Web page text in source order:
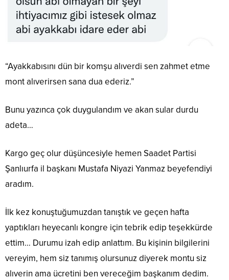
“Ayakkabısını dün bir komşu alıverdi sen zahmet etme
mont alıverirsen sana dua ederiz.”
Bunu yazınca çok duygulandım ve akan sular durdu
adeta…
Kargo geç olur düşüncesiyle hemen Saadet Partisi
Şanlıurfa il başkanı Mustafa Niyazi Yanmaz beyefendiyi
aradım.
İlk kez konuştuğumuzdan tanıştık ve geçen hafta
yaptıkları heyecanlı kongre için tebrik edip teşekkürde
ettim… Durumu izah edip anlattım. Bu kişinin bilgilerini
vereyim, hem siz tanımış olursunuz diyerek montu siz
alıverin ama ücretini ben vereceğim başkanım dedim.